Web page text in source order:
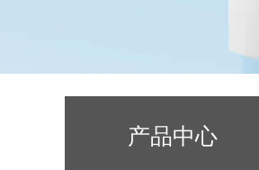
产品中心